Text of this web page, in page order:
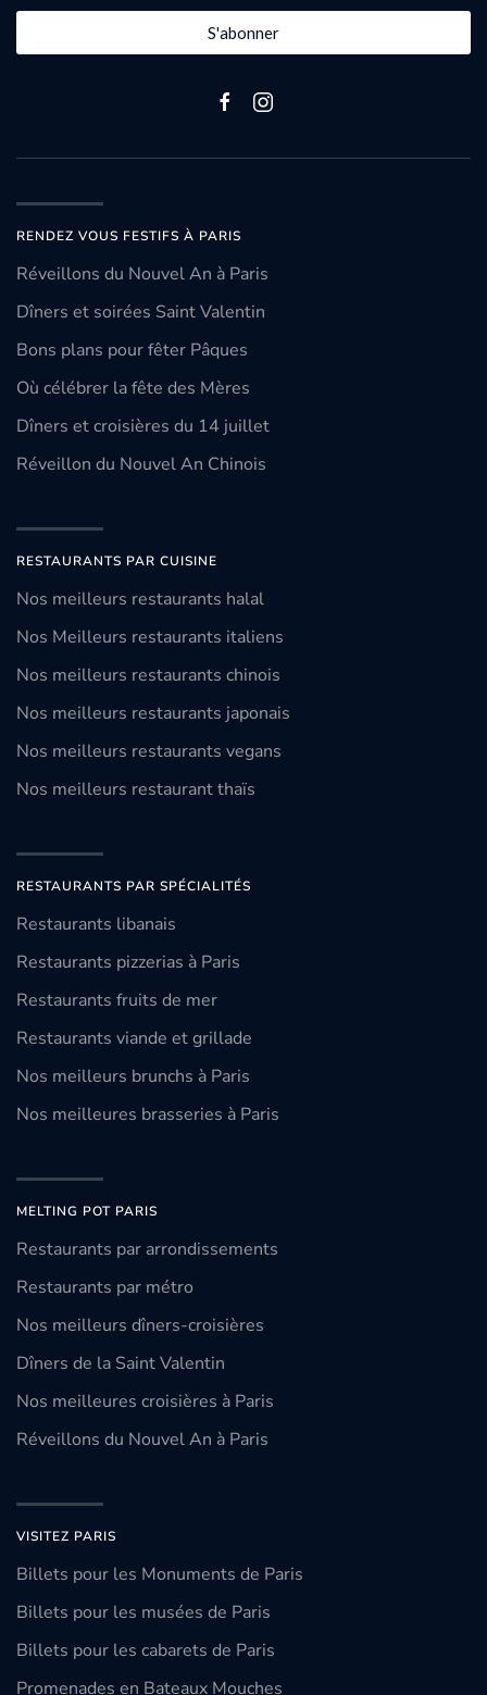
S'abonner
RENDEZ VOUS FESTIFS À PARIS
Réveillons du Nouvel An à Paris
Dîners et soirées Saint Valentin
Bons plans pour fêter Pâques
Où célébrer la fête des Mères
Dîners et croisières du 14 juillet
Réveillon du Nouvel An Chinois
RESTAURANTS PAR CUISINE
Nos meilleurs restaurants halal
Nos Meilleurs restaurants italiens
Nos meilleurs restaurants chinois
Nos meilleurs restaurants japonais
Nos meilleurs restaurants vegans
Nos meilleurs restaurant thaïs
RESTAURANTS PAR SPÉCIALITÉS
Restaurants libanais
Restaurants pizzerias à Paris
Restaurants fruits de mer
Restaurants viande et grillade
Nos meilleurs brunchs à Paris
Nos meilleures brasseries à Paris
MELTING POT PARIS
Restaurants par arrondissements
Restaurants par métro
Nos meilleurs dîners-croisières
Dîners de la Saint Valentin
Nos meilleures croisières à Paris
Réveillons du Nouvel An à Paris
VISITEZ PARIS
Billets pour les Monuments de Paris
Billets pour les musées de Paris
Billets pour les cabarets de Paris
Promenades en Bateaux Mouches